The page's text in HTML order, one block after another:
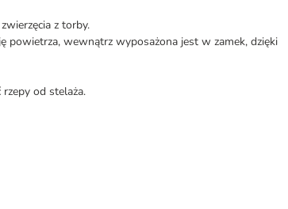
z torby.
powietrza, wewnątrz wyposażona jest w zamek, dzięki
od stelaża.